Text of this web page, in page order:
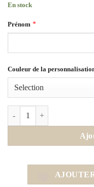
En stock
Prénom *
Couleur de la